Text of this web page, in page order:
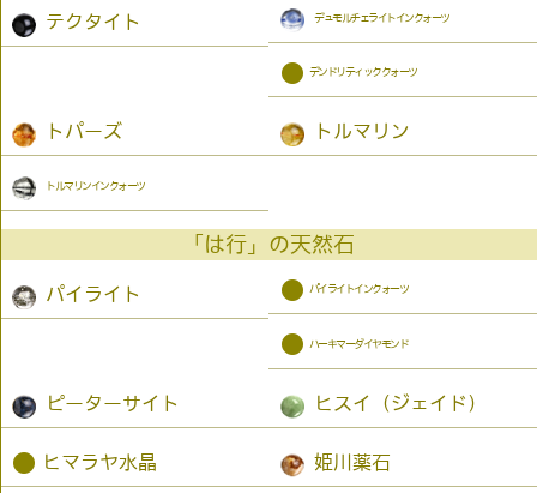
テクタイト デュモルチェライトインクォーツ
● デンドリティッククォーツ
トパーズ トルマリン
トルマリンインクォーツ
「は行」の天然石
パイライト ● パイライトインクォーツ
● ハーキマーダイヤモンド
ピーターサイト ヒスイ（ジェイド）
● ヒマラヤ水晶 姫川薬石